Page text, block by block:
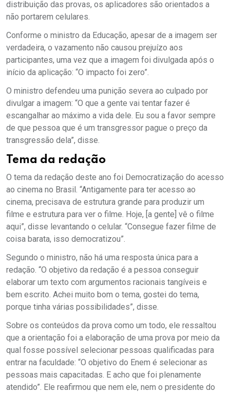
distribuição das provas, os aplicadores são orientados a
não portarem celulares.
Conforme o ministro da Educação, apesar de a imagem ser
verdadeira, o vazamento não causou prejuízo aos
participantes, uma vez que a imagem foi divulgada após o
início da aplicação: “O impacto foi zero”.
O ministro defendeu uma punição severa ao culpado por
divulgar a imagem: “O que a gente vai tentar fazer é
escangalhar ao máximo a vida dele. Eu sou a favor sempre
de que pessoa que é um transgressor pague o preço da
transgressão dela”, disse.
Tema da redação
O tema da redação deste ano foi Democratização do acesso
ao cinema no Brasil. “Antigamente para ter acesso ao
cinema, precisava de estrutura grande para produzir um
filme e estrutura para ver o filme. Hoje, [a gente] vê o filme
aqui”, disse levantando o celular. “Consegue fazer filme de
coisa barata, isso democratizou”.
Segundo o ministro, não há uma resposta única para a
redação. “O objetivo da redação é a pessoa conseguir
elaborar um texto com argumentos racionais tangíveis e
bem escrito. Achei muito bom o tema, gostei do tema,
porque tinha várias possibilidades”, disse.
Sobre os conteúdos da prova como um todo, ele ressaltou
que a orientação foi a elaboração de uma prova por meio da
qual fosse possível selecionar pessoas qualificadas para
entrar na faculdade: “O objetivo do Enem é selecionar as
pessoas mais capacitadas. E acho que foi plenamente
atendido”. Ele reafirmou que nem ele, nem o presidente do